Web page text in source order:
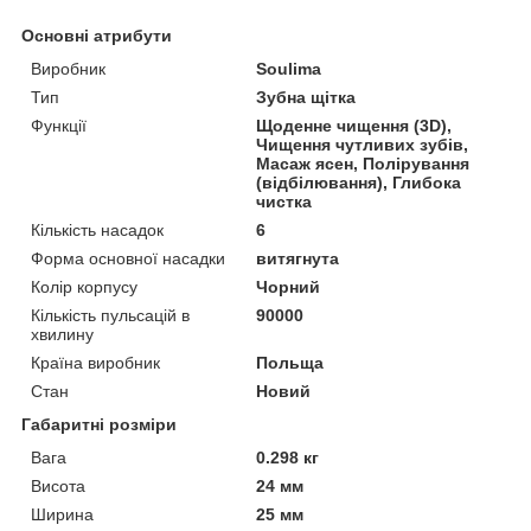
Основні атрибути
Виробник
Soulima
Тип
Зубна щітка
Функції
Щоденне чищення (3D),
Чищення чутливих зубів,
Масаж ясен, Полірування
(відбілювання), Глибока
чистка
Кількість насадок
6
Форма основної насадки
витягнута
Колір корпусу
Чорний
Кількість пульсацій в
хвилину
90000
Країна виробник
Польща
Стан
Новий
Габаритні розміри
Вага
0.298 кг
Висота
24 мм
Ширина
25 мм